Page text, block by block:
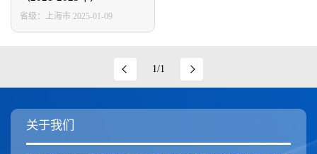
省级：上海市 2025-01-09
1/1
关于我们